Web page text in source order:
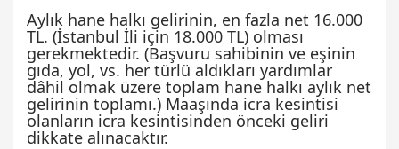
Aylık hane halkı gelirinin, en fazla net 16.000
TL. (İstanbul İli için 18.000 TL) olması
gerekmektedir. (Başvuru sahibinin ve eşinin
gıda, yol, vs. her türlü aldıkları yardımlar
dâhil olmak üzere toplam hane halkı aylık net
gelirinin toplamı.) Maaşında icra kesintisi
olanların icra kesintisinden önceki geliri
dikkate alınacaktır.